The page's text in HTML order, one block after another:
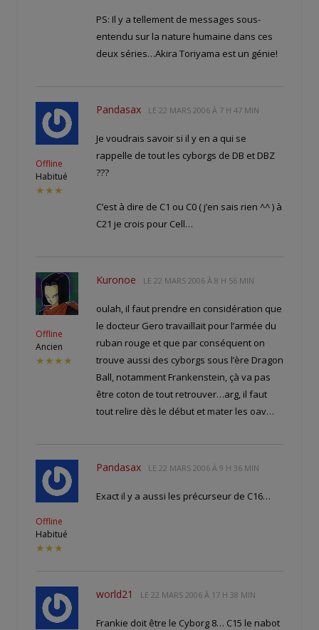
PS: Il y a tellement de messages sous-
entendu sur la nature humaine dans ces
deux séries…Akira Toriyama est un génie!
Offline
Habitué
★★★
Pandasax LE 22 MARS 2006 À 7 H 47 MIN
Je voudrais savoir si il y en a qui se
rappelle de tout les cyborgs de DB et DBZ
???
C’est à dire de C1 ou C0 ( j’en sais rien ^^ ) à
C21 je crois pour Cell…
Offline
Ancien
★★★★
Kuronoe LE 22 MARS 2006 À 8 H 56 MIN
oulah, il faut prendre en considération que
le docteur Gero travaillait pour l’armée du
ruban rouge et que par conséquent on
trouve aussi des cyborgs sous l’ère Dragon
Ball, notamment Frankenstein, çà va pas
être coton de tout retrouver…arg, il faut
tout relire dès le début et mater les oav…
Offline
Habitué
★★★
Pandasax LE 22 MARS 2006 À 9 H 36 MIN
Exact il y a aussi les précurseur de C16…
world21 LE 22 MARS 2006 À 17 H 38 MIN
Frankie doit être le Cyborg 8… C15 le nabot